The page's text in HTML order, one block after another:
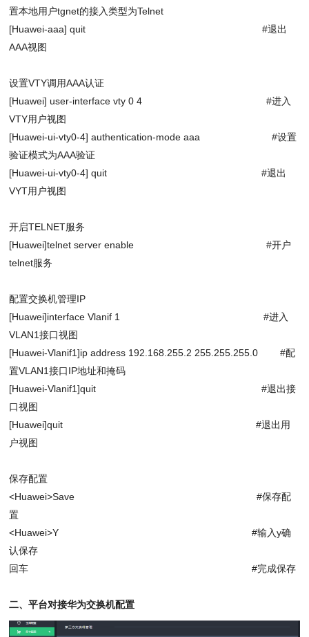
置本地用户tgnet的接入类型为Telnet
[Huawei-aaa] quit #退出
AAA视图
设置VTY调用AAA认证
[Huawei] user-interface vty 0 4 #进入
VTY用户视图
[Huawei-ui-vty0-4] authentication-mode aaa #设置
验证模式为AAA验证
[Huawei-ui-vty0-4] quit #退出
VYT用户视图
开启TELNET服务
[Huawei]telnet server enable #开户
telnet服务
配置交换机管理IP
[Huawei]interface Vlanif 1 #进入
VLAN1接口视图
[Huawei-Vlanif1]ip address 192.168.255.2 255.255.255.0 #配
置VLAN1接口IP地址和掩码
[Huawei-Vlanif1]quit #退出接
口视图
[Huawei]quit #退出用
户视图
保存配置
<Huawei>Save #保存配
置
<Huawei>Y #输入y确
认保存
回车 #完成保存
二、平台对接华为交换机配置